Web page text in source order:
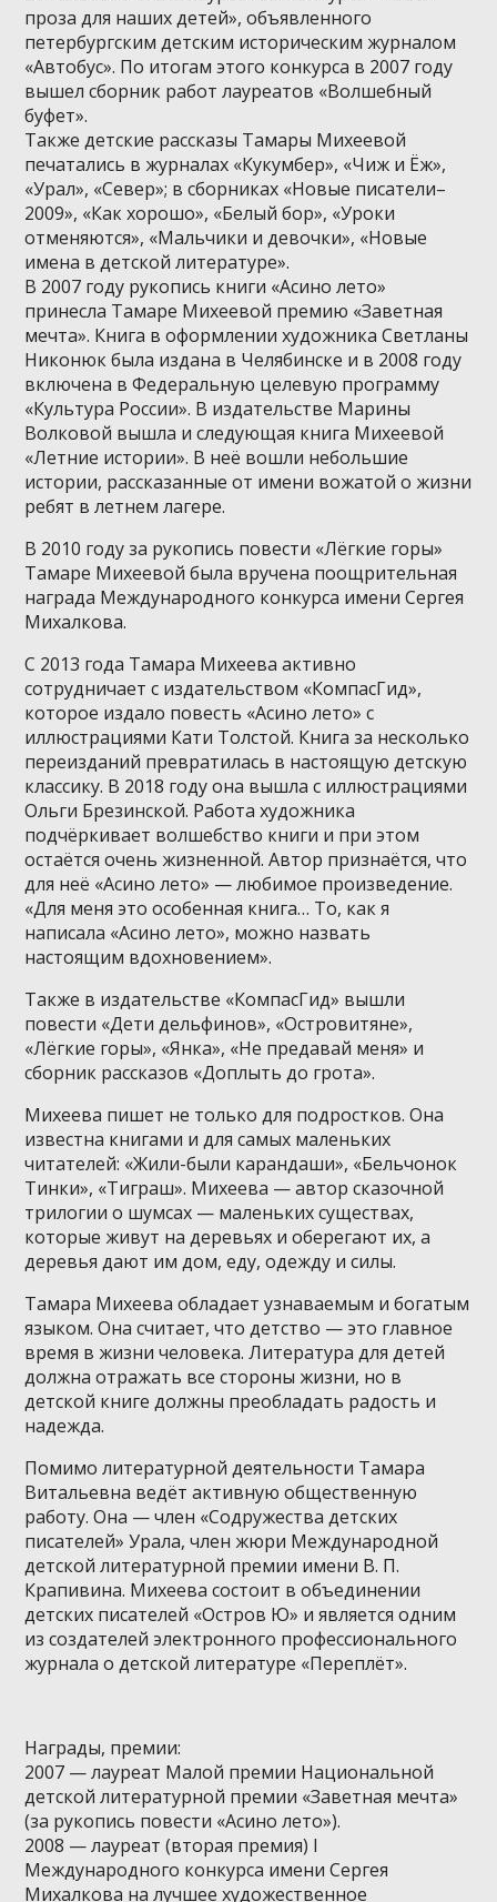
проза для наших детей», объявленного
петербургским детским историческим журналом
«Автобус». По итогам этого конкурса в 2007 году
вышел сборник работ лауреатов «Волшебный
буфет».
Также детские рассказы Тамары Михеевой
печатались в журналах «Кукумбер», «Чиж и Ёж»,
«Урал», «Север»; в сборниках «Новые писатели–
2009», «Как хорошо», «Белый бор», «Уроки
отменяются», «Мальчики и девочки», «Новые
имена в детской литературе».
В 2007 году рукопись книги «Асино лето»
принесла Тамаре Михеевой премию «Заветная
мечта». Книга в оформлении художника Светланы
Никонюк была издана в Челябинске и в 2008 году
включена в Федеральную целевую программу
«Культура России». В издательстве Марины
Волковой вышла и следующая книга Михеевой
«Летние истории». В неё вошли небольшие
истории, рассказанные от имени вожатой о жизни
ребят в летнем лагере.
В 2010 году за рукопись повести «Лёгкие горы»
Тамаре Михеевой была вручена поощрительная
награда Международного конкурса имени Сергея
Михалкова.
С 2013 года Тамара Михеева активно
сотрудничает с издательством «КомпасГид»,
которое издало повесть «Асино лето» с
иллюстрациями Кати Толстой. Книга за несколько
переизданий превратилась в настоящую детскую
классику. В 2018 году она вышла с иллюстрациями
Ольги Брезинской. Работа художника
подчёркивает волшебство книги и при этом
остаётся очень жизненной. Автор признаётся, что
для неё «Асино лето» — любимое произведение.
«Для меня это особенная книга… То, как я
написала «Асино лето», можно назвать
настоящим вдохновением».
Также в издательстве «КомпасГид» вышли
повести «Дети дельфинов», «Островитяне»,
«Лёгкие горы», «Янка», «Не предавай меня» и
сборник рассказов «Доплыть до грота».
Михеева пишет не только для подростков. Она
известна книгами и для самых маленьких
читателей: «Жили-были карандаши», «Бельчонок
Тинки», «Тиграш». Михеева — автор сказочной
трилогии о шумсах — маленьких существах,
которые живут на деревьях и оберегают их, а
деревья дают им дом, еду, одежду и силы.
Тамара Михеева обладает узнаваемым и богатым
языком. Она считает, что детство — это главное
время в жизни человека. Литература для детей
должна отражать все стороны жизни, но в
детской книге должны преобладать радость и
надежда.
Помимо литературной деятельности Тамара
Витальевна ведёт активную общественную
работу. Она — член «Содружества детских
писателей» Урала, член жюри Международной
детской литературной премии имени В. П.
Крапивина. Михеева состоит в объединении
детских писателей «Остров Ю» и является одним
из создателей электронного профессионального
журнала о детской литературе «Переплёт».
Награды, премии:
2007 — лауреат Малой премии Национальной
детской литературной премии «Заветная мечта»
(за рукопись повести «Асино лето»).
2008 — лауреат (вторая премия) I
Международного конкурса имени Сергея
Михалкова на лучшее художественное